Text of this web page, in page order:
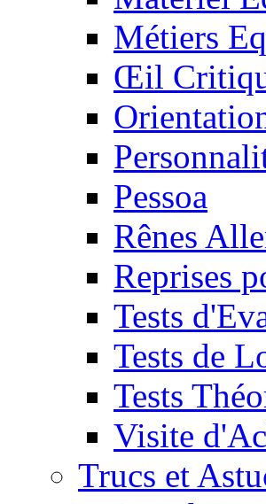
Métiers
Œil
Pessoa
Rênes
Reprises
Tests
Tests de
Tests
Visite
Trucs et